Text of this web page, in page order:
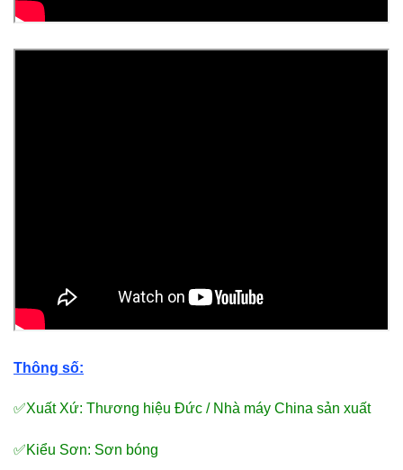
Thông số:
✅Xuất Xứ: Thương hiệu Đức / Nhà máy China sản xuất
✅Kiểu Sơn: Sơn bóng